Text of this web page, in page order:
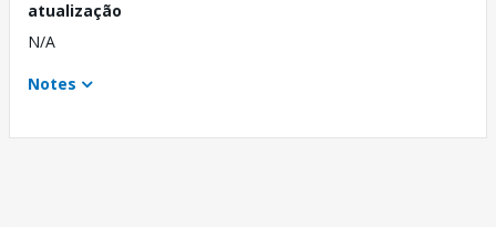
atualização
N/A
Notes